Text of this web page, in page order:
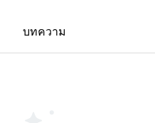
บทความ